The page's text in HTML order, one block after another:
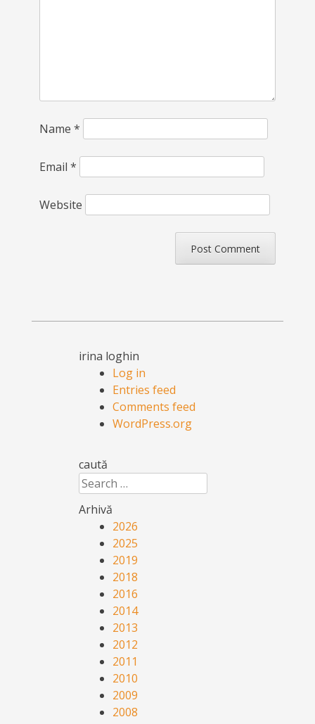
Name *
Email *
Website
irina loghin
Log in
Entries feed
Comments feed
WordPress.org
caută
Search
Arhivă
2026
2025
2019
2018
2016
2014
2013
2012
2011
2010
2009
2008